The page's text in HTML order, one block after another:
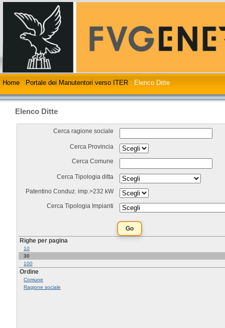
Home : Portale dei Manutentori verso ITER : Elenco Ditte
Elenco Ditte
Cerca ragione sociale
Cerca Provincia
Cerca Comune
Cerca Tipologia ditta
Patentino Conduz. imp.>232 kW
Cerca Tipologia Impianti
Righe per pagina
10
30
100
Ordine
Comune
Ragione sociale